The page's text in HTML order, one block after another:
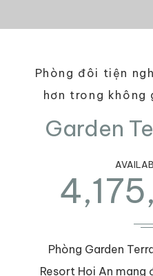
Phòng đôi tiện
hơn trong không
Garden
Phòng Garden
Resort Hoi An mang